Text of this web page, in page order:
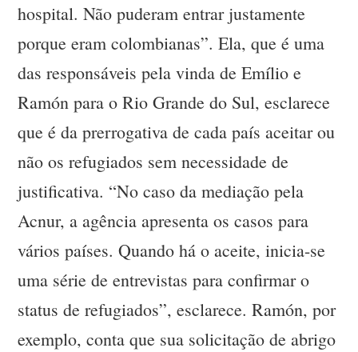
hospital. Não puderam entrar justamente
porque eram colombianas”. Ela, que é uma
das responsáveis pela vinda de Emílio e
Ramón para o Rio Grande do Sul, esclarece
que é da prerrogativa de cada país aceitar ou
não os refugiados sem necessidade de
justificativa. “No caso da mediação pela
Acnur, a agência apresenta os casos para
vários países. Quando há o aceite, inicia-se
uma série de entrevistas para confirmar o
status de refugiados”, esclarece. Ramón, por
exemplo, conta que sua solicitação de abrigo